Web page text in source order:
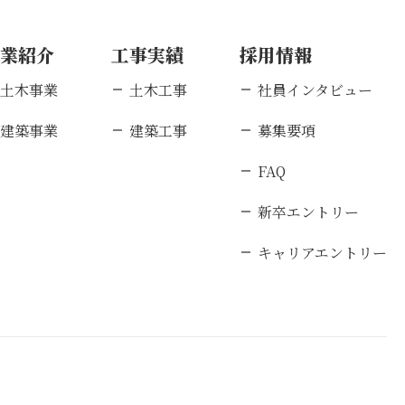
紹介
土木事業
建築事業
工事実績
土木工事
建築工事
採用情報
社員インタビュー
募集要項
FAQ
新卒エントリー
キャリアエントリー